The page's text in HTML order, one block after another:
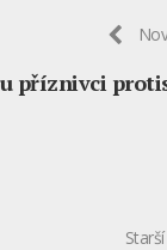
příznivci